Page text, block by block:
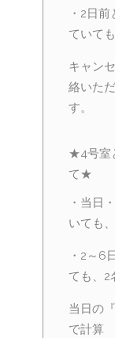
・2日
ていて
キャン
絡いた
す。
★4号室
て★
・当日
いても
・2～6
ても、2
当日の
で計算